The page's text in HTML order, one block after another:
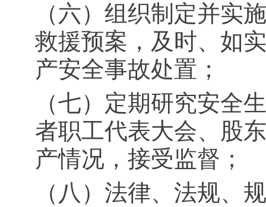
（六）组织制定并实
救援预案，及时、如
产安全事故处置；
（七）定期研究安全
者职工代表大会、股
产情况，接受监督；
（八）法律、法规、